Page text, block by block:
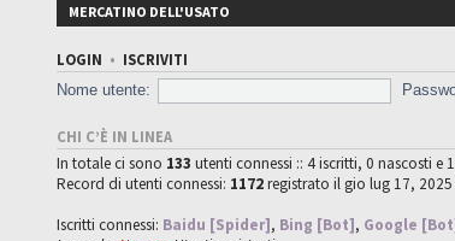
MERCATINO DELL'USATO
LOGIN • ISCRIVITI
Nome utente:
CHI C’È IN LINEA
In totale ci sono 133 utenti connessi :: 4 iscritti, 0 nascosti
Record di utenti connessi: 1172registrato il gio lug 17,
Iscritti connessi: Baidu [Spider], Bing [Bot], Google